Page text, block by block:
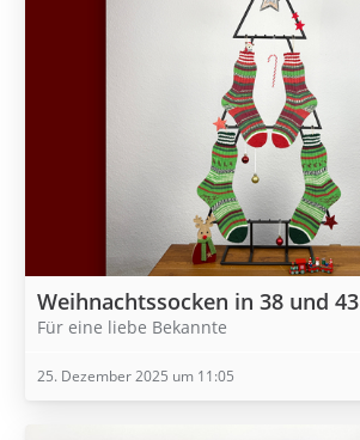
Weihnachtssocken in 38 und 43
Für eine liebe Bekannte
25. Dezember 2025 um 11:05